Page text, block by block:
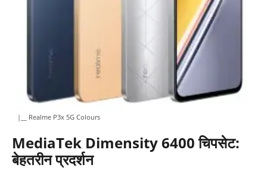
|__ Realme P3x 5G Colours
MediaTek Dimensity 6400चिपसेट:
बेहतरीन प्रदर्शन